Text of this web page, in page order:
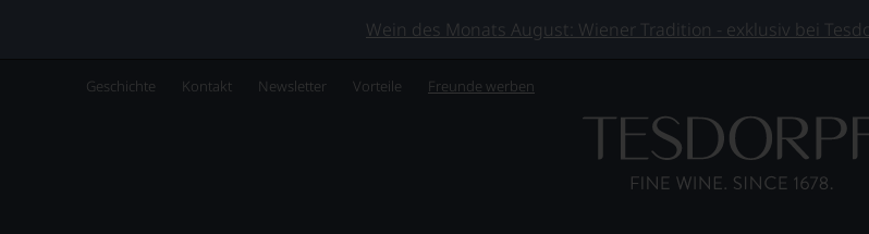
Wein des Monats August: Wiener Tradition - exklusiv bei
Geschichte Kontakt Newsletter Vorteile Freunde werben